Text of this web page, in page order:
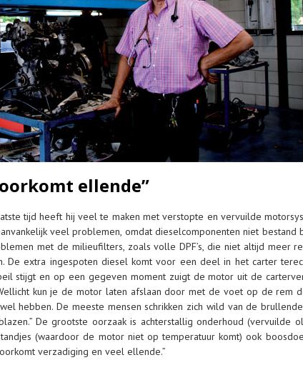
ellende”
tijd heeft hij veel te maken met verstopte en vervuilde
veel problemen, omdat dieselcomponenten niet bestand
met de milieufilters, zoals volle DPF’s, die niet altijd meer
De extra ingespoten diesel komt voor een deel in het carter
stijgt en op een gegeven moment zuigt de motor uit de
kun je de motor laten afslaan door met de voet op de rem
hebben. De meeste mensen schrikken zich wild van de
De grootste oorzaak is achterstallig onderhoud (vervuilde
(waardoor de motor niet op temperatuur komt) ook
verzadiging en veel ellende.”